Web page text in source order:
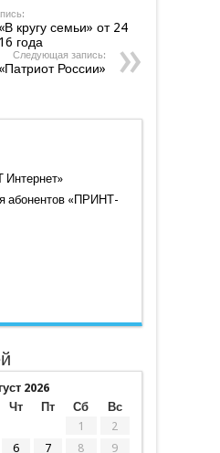
кругу семьи» от 24
года
Следующая запись:
«Патриот России»
абонентов «ПРИНТ-
2026
Чт Пт Сб
Вс
1
2
6 7 8 9